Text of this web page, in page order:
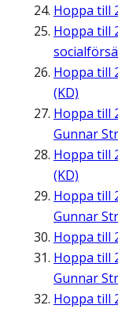
Hoppa till
Hoppa till
Hoppa till
(KD)
Hoppa till
Gunnar
Hoppa till
(KD)
Hoppa till
Gunnar
Hoppa till
Hoppa till
Gunnar
Hoppa till